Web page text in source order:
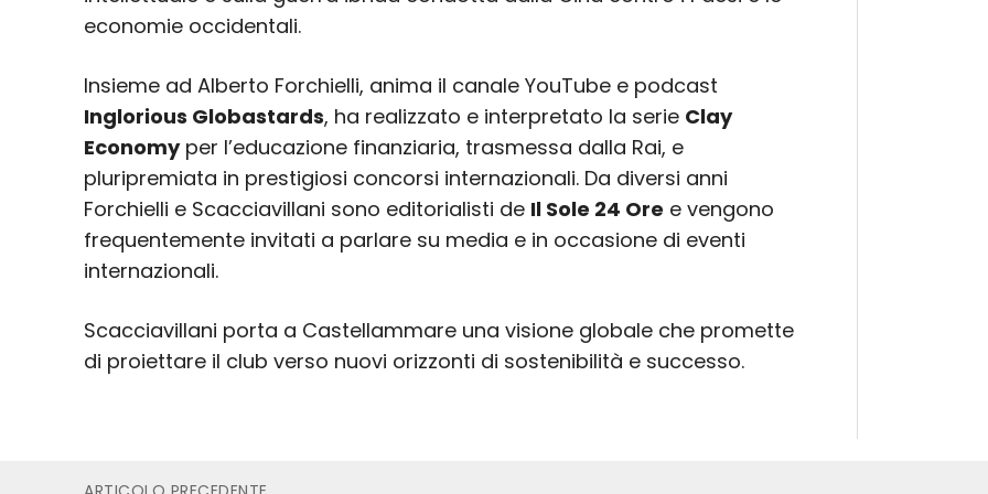
economie occidentali.
Insieme ad Alberto Forchielli, anima il canale YouTube e podcast
Inglorious Globastards, ha realizzato e interpretato la serie Clay
Economyper l’educazione finanziaria, trasmessa dalla Rai, e
pluripremiata in prestigiosi concorsi internazionali. Da diversi anni
Forchielli e Scacciavillani sono editorialisti de Il Sole 24 Ore e vengono
frequentemente invitati a parlare su media e in occasione di eventi
internazionali.
Scacciavillani porta a Castellammare una visione globale che promette
di proiettare il club verso nuovi orizzonti di sostenibilità e successo.